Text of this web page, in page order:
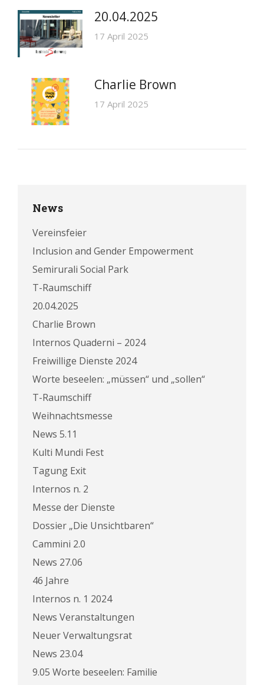
20.04.2025
17 April 2025
Charlie Brown
17 April 2025
News
Vereinsfeier
Inclusion and Gender Empowerment
Semirurali Social Park
T-Raumschiff
20.04.2025
Charlie Brown
Internos Quaderni – 2024
Freiwillige Dienste 2024
Worte beseelen: „müssen“ und „sollen“
T-Raumschiff
Weihnachtsmesse
News 5.11
Kulti Mundi Fest
Tagung Exit
Internos n. 2
Messe der Dienste
Dossier „Die Unsichtbaren“
Cammini 2.0
News 27.06
46 Jahre
Internos n. 1 2024
News Veranstaltungen
Neuer Verwaltungsrat
News 23.04
9.05 Worte beseelen: Familie